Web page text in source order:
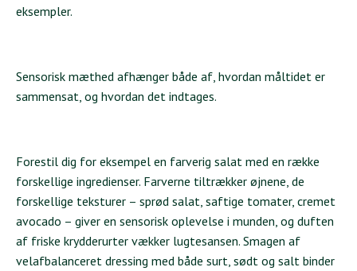
eksempler.
Sensorisk mæthed afhænger både af, hvordan måltidet er
sammensat, og hvordan det indtages.
Forestil dig for eksempel en farverig salat med en række
forskellige ingredienser. Farverne tiltrækker øjnene, de
forskellige teksturer – sprød salat, saftige tomater, cremet
avocado – giver en sensorisk oplevelse i munden, og duften
af friske krydderurter vækker lugtesansen. Smagen af
velafbalanceret dressing med både surt, sødt og salt binder